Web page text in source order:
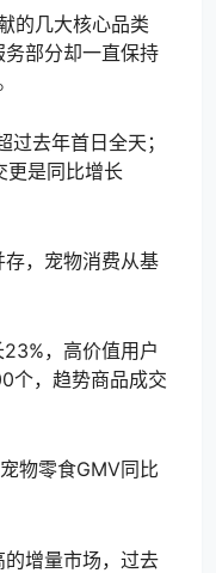
的几大核心品类
部分却一直保持
去年首日全天；
更是同比增长
，宠物消费从基
，高价值用户
个，趋势商品成交
物零食GMV同比
增量市场，过去